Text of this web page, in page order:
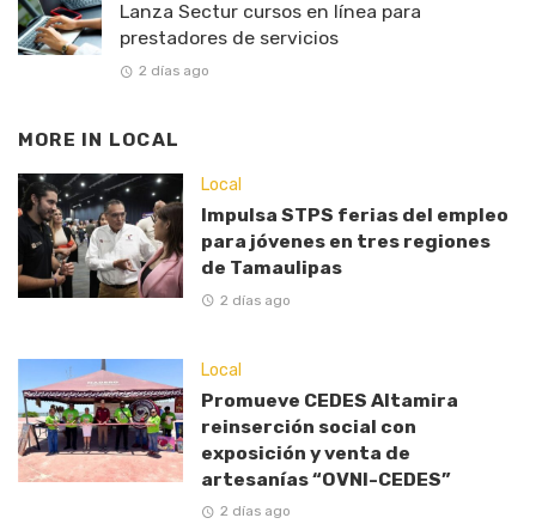
Lanza Sectur cursos en línea para
prestadores de servicios
2 días ago
MORE IN LOCAL
Local
Impulsa STPS ferias del empleo
para jóvenes en tres regiones
de Tamaulipas
2 días ago
Local
Promueve CEDES Altamira
reinserción social con
exposición y venta de
artesanías “OVNI-CEDES”
2 días ago